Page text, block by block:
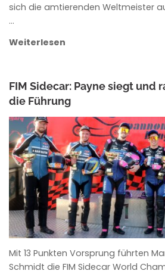
sich die amtierenden Weltmeister
…
Weiterlesen
FIM Sidecar: Payne siegt und
die Führung
ANKE WIECZOREK
Mit 13 Punkten Vorsprung führten
Schmidt die FIM Sidecar World